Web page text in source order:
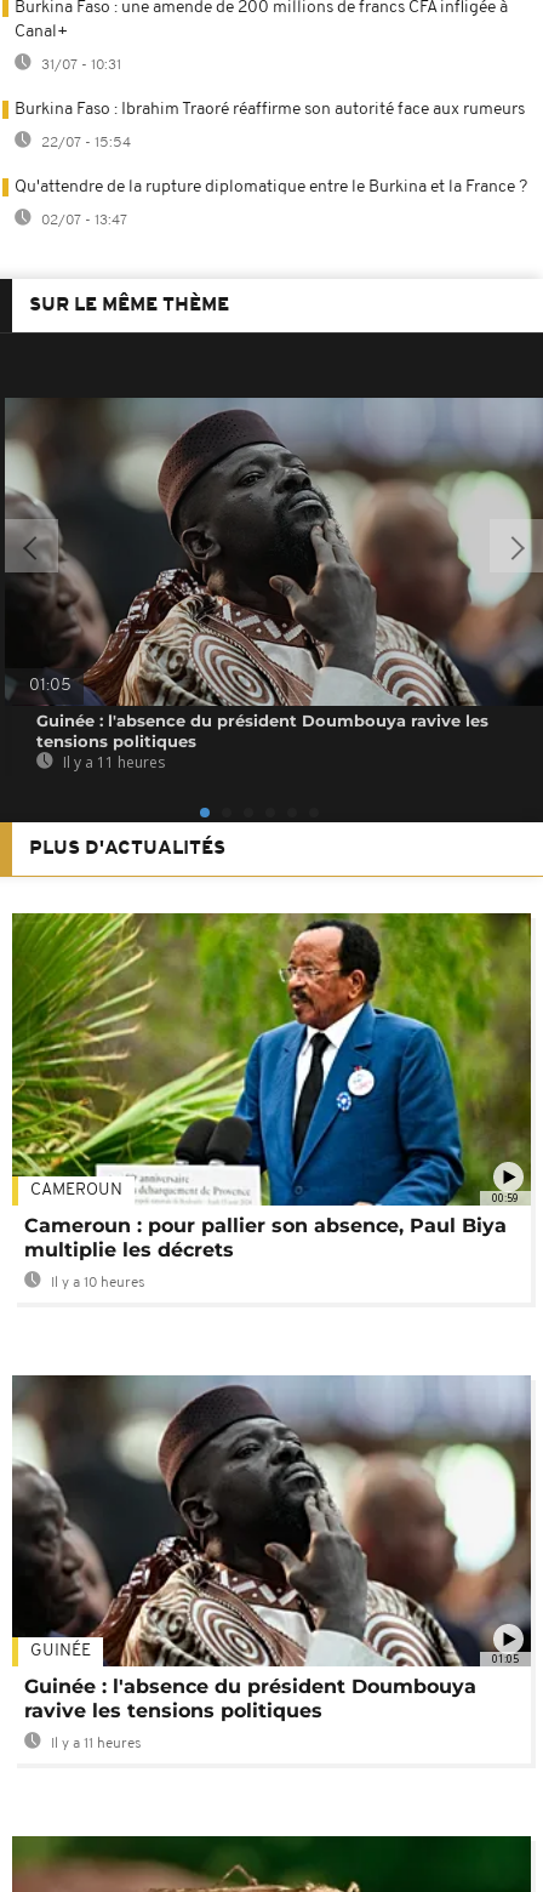
Burkina Faso : une amende de 200 millions de francs CFA infligée à
Canal+
31/07 - 10:31
Burkina Faso : Ibrahim Traoré réaffirme son autorité face aux rumeurs
22/07 - 15:54
Qu'attendre de la rupture diplomatique entre le Burkina et la France ?
02/07 - 13:47
SUR LE MÊME THÈME
01:05
Guinée : l'absence du président Doumbouya ravive les
tensions politiques
Il y a 11 heures
PLUS D'ACTUALITÉS
00:59
CAMEROUN
Cameroun : pour pallier son absence, Paul Biya
multiplie les décrets
Il y a 10 heures
01:05
GUINÉE
Guinée : l'absence du président Doumbouya
ravive les tensions politiques
Il y a 11 heures